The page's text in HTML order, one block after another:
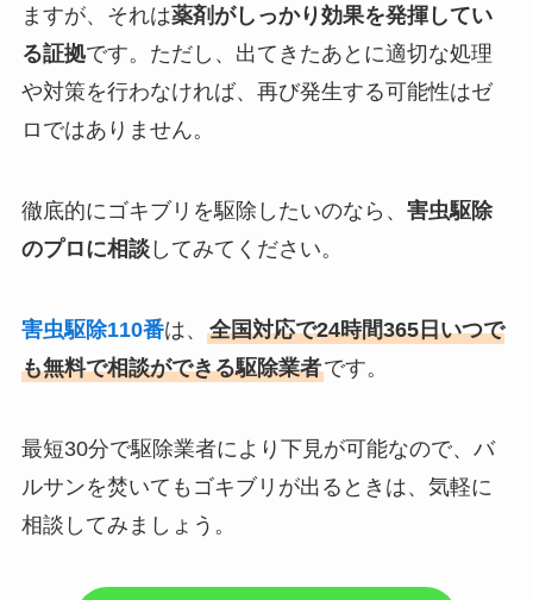
ますが、それは薬剤がしっかり効果を発揮してい
る証拠です。ただし、出てきたあとに適切な処理
や対策を行わなければ、再び発生する可能性はゼ
ロではありません。
徹底的にゴキブリを駆除したいのなら、 害虫駆除
のプロに相談してみてください。
害虫駆除110番は、 全国対応で24時間365日いつで
も無料で相談ができる駆除業者です。
最短30分で駆除業者により下見が可能なので、バ
ルサンを焚いてもゴキブリが出るときは、気軽に
相談してみましょう。